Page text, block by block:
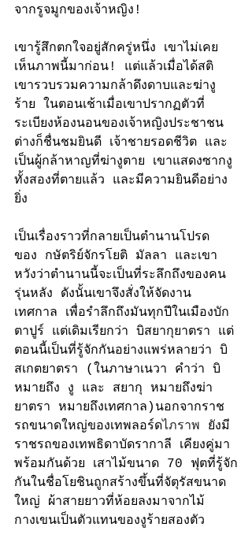
จากรูจมูกของเจ้าหญิง!
เขารู้สึกตกใจอยู่สักครู่หนึ่ง เขาไม่เคย
เห็นภาพนี้มาก่อน! แต่แล้วเมื่อได้สติ
เขารวบรวมความกล้าดึงดาบและฆ่างู
ร้าย ในตอนเช้าเมื่อเขาปรากฏตัวที่
ระเบียงห้องนอนของเจ้าหญิงประชาชน
ต่างก็ชื่นชมยินดี เจ้าชายรอดชีวิต และ
เป็นผู้กล้าหาญที่ฆ่างูตาย เขาแสดงซากงู
ทั้งสองที่ตายแล้ว และมีความยินดีอย่าง
ยิ่ง
เป็นเรื่องราวที่กลายเป็นตำนานโปรด
ของ กษัตริย์จักรโยติ มัลลา และเขา
หวังว่าตำนานนี้จะเป็นที่ระลึกถึงของคน
รุ่นหลัง ดังนั้นเขาจึงสั่งให้จัดงาน
เทศกาล เพื่อรำลึกถึงมันทุกปีในเมืองบัก
ตาปูร์ แต่เดิมเรียกว่า บิสยากุยาตรา แต่
ตอนนี้เป็นที่รู้จักกันอย่างแพร่หลายว่า บิ
สเกตยาตรา (ในภาษาเนวา คำว่า บิ
หมายถึง งู และ สยากุ หมายถึงฆ่า
ยาตรา หมายถึงเทศกาล)นอกจากราช
รถขนาดใหญ่ของเทพลอร์ดไภราพ ยังมี
ราชรถของเทพธิดาบัดรากาลี เคียงคู่มา
พร้อมกันด้วย เสาไม้ขนาด 70 ฟุตที่รู้จัก
กันในชื่อโยชินถูกสร้างขึ้นที่จัตุรัสขนาด
ใหญ่ ผ้าสายยาวที่ห้อยลงมาจากไม้
กางเขนเป็นตัวแทนของงูร้ายสองตัว